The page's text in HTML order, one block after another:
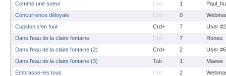
Comme une soeur
Crd 1
Concurrence déloyale
Crd 0
Cupidon s'en fout
Crd+ 7
User
Dans l'eau de la claire fontaine
Crd 7
Roneu
Dans l'eau de la claire fontaine (2)
Crd+ 2
User
Dans l'eau de la claire fontaine (3)
Tab 1
Maeee
Embrasse-les tous
Crd 2